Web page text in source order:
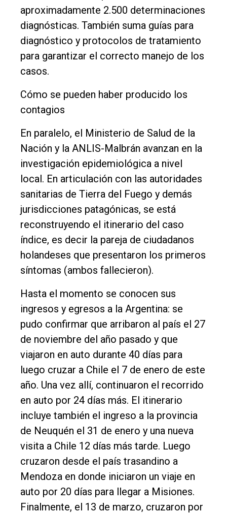
aproximadamente 2.500 determinaciones
diagnósticas. También suma guías para
diagnóstico y protocolos de tratamiento
para garantizar el correcto manejo de los
casos.
Cómo se pueden haber producido los
contagios
En paralelo, el Ministerio de Salud de la
Nación y la ANLIS-Malbrán avanzan en la
investigación epidemiológica a nivel
local. En articulación con las autoridades
sanitarias de Tierra del Fuego y demás
jurisdicciones patagónicas, se está
reconstruyendo el itinerario del caso
índice, es decir la pareja de ciudadanos
holandeses que presentaron los primeros
síntomas (ambos fallecieron).
Hasta el momento se conocen sus
ingresos y egresos a la Argentina: se
pudo confirmar que arribaron al país el 27
de noviembre del año pasado y que
viajaron en auto durante 40 días para
luego cruzar a Chile el 7 de enero de este
año. Una vez allí, continuaron el recorrido
en auto por 24 días más. El itinerario
incluye también el ingreso a la provincia
de Neuquén el 31 de enero y una nueva
visita a Chile 12 días más tarde. Luego
cruzaron desde el país trasandino a
Mendoza en donde iniciaron un viaje en
auto por 20 días para llegar a Misiones.
Finalmente, el 13 de marzo, cruzaron por